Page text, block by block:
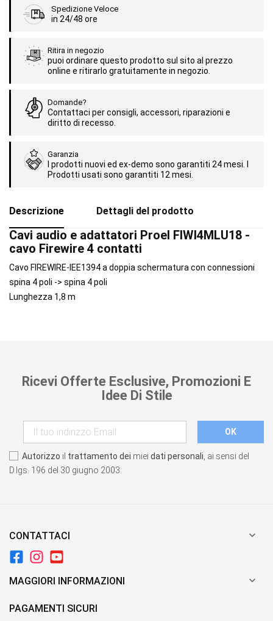
Spedizione Veloce
in 24/48 ore
Ritira in negozio
puoi ordinare questo prodotto sul sito al prezzo
online e ritirarlo gratuitamente in negozio.
Domande?
Contattaci per consigli, accessori, riparazioni e
diritto di recesso.
Garanzia
I prodotti nuovi ed ex-demo sono garantiti 24 mesi. I
Prodotti usati sono garantiti 12 mesi.
Descrizione Dettagli del prodotto
Cavi audio e adattatori Proel FIWI4MLU18 -
cavo Firewire 4 contatti
Cavo FIREWIRE-IEE1394 a doppia schermatura con connessioni
spina 4 poli -> spina 4 poli
Lunghezza 1,8 m
Ricevi Offerte Esclusive, Promozioni E
Idee Di Stile
Autorizzo il trattamento dei miei dati personali , ai sensi del
D.lgs. 196 del 30 giugno 2003.
CONTATTACI 
MAGGIORI INFORMAZIONI 
PAGAMENTI SICURI